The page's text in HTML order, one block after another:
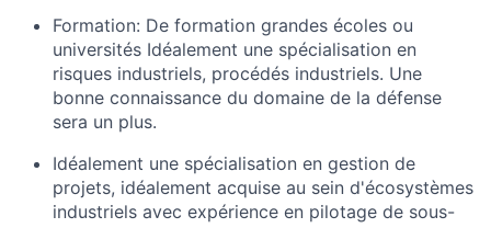
Formation: De formation grandes écoles ou
universités Idéalement une spécialisation en
risques industriels, procédés industriels. Une
bonne connaissance du domaine de la défense
sera un plus.
Idéalement une spécialisation en gestion de
projets, idéalement acquise au sein d'écosystèmes
industriels avec expérience en pilotage de sous-